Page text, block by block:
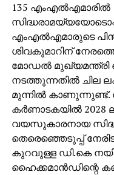
135 എംഎല്‍എമാരില്‍
എംഎല്‍എമാരുടെ
ശിവകുമാറിന്
മോഡല്‍ മുഖ്യമന്ത്രി
നടത്തുന്നതില്‍ ചില
മുന്നില്‍ കാണുന്നുണ്ട്.
കര്‍ണാടകയില്‍ 2028
വയസുകാരനായ
തെരെഞ്ഞെടുപ്പ്
കുറവുള്ള ഡി.കെ
ഹൈക്കമാന്‍ഡിന്റെ